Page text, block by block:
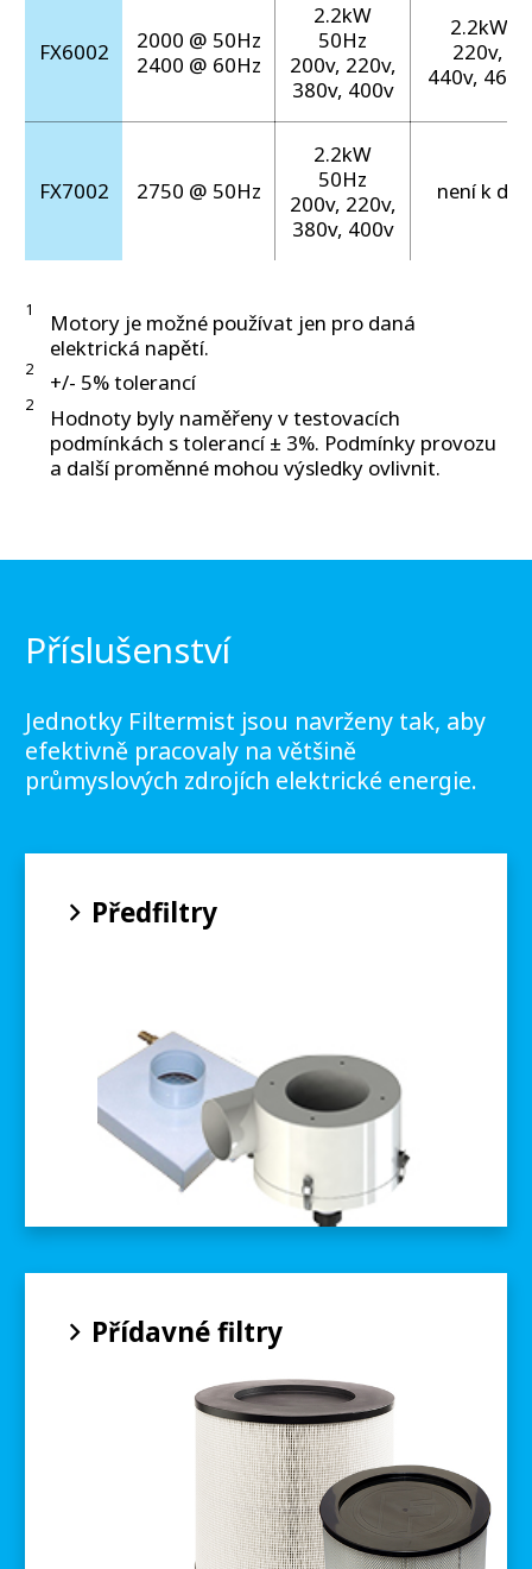
FX6002
2000 @ 50Hz
2400 @ 60Hz
2.2kW
50Hz
200v, 220v,
380v, 400v
2.2kW
220v,
440v,
FX7002 2750 @ 50Hz
2.2kW
50Hz
200v, 220v,
380v, 400v
není k
1
Motory je možné používat jen pro daná
elektrická napětí.
2 +/- 5% tolerancí
2
Hodnoty byly naměřeny v testovacích
podmínkách s tolerancí ± 3%. Podmínky provozu
a další proměnné mohou výsledky ovlivnit.
Příslušenství
Jednotky Filtermist jsou navrženy tak, aby
efektivně pracovaly na většině
průmyslových zdrojích elektrické energie.
Předfiltry
Přídavné filtry